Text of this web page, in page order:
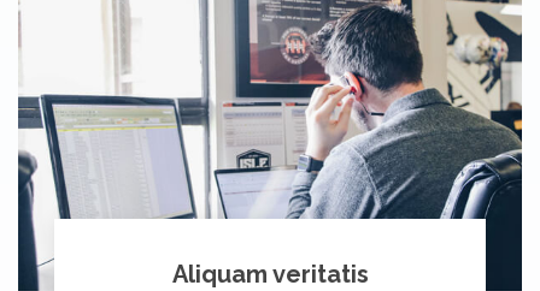
Aliquam veritatis